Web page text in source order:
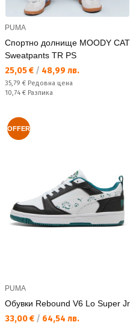
PUMA
Спортно долнище MOODY CAT
Sweatpants TR PS
Текуща цена:
25,05 € / 48,99 лв.
Редовна цена:
35,79 € Редовна цена
Спестявате:
10,74 € Разлика
OFFER
PUMA
Обувки Rebound V6 Lo Super Jr
Текуща цена:
33,00 € / 64,54 лв.